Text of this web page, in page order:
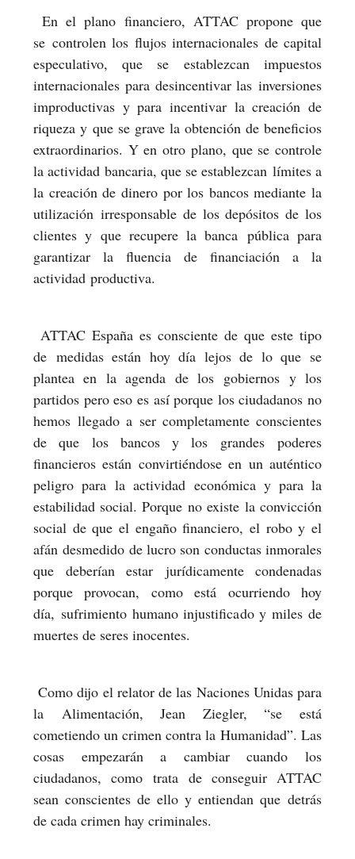
En el plano financiero, ATTAC propone que
se controlen los flujos internacionales de capital
especulativo, que se establezcan impuestos
internacionales para desincentivar las inversiones
improductivas y para incentivar la creación de
riqueza y que se grave la obtención de beneficios
extraordinarios. Y en otro plano, que se controle
la actividad bancaria, que se establezcan límites a
la creación de dinero por los bancos mediante la
utilización irresponsable de los depósitos de los
clientes y que recupere la banca pública para
garantizar la fluencia de financiación a la
actividad productiva.
ATTAC España es consciente de que este tipo
de medidas están hoy día lejos de lo que se
plantea en la agenda de los gobiernos y los
partidos pero eso es así porque los ciudadanos no
hemos llegado a ser completamente conscientes
de que los bancos y los grandes poderes
financieros están convirtiéndose en un auténtico
peligro para la actividad económica y para la
estabilidad social. Porque no existe la convicción
social de que el engaño financiero, el robo y el
afán desmedido de lucro son conductas inmorales
que deberían estar jurídicamente condenadas
porque provocan, como está ocurriendo hoy
día, sufrimiento humano injustificado y miles de
muertes de seres inocentes.
Como dijo el relator de las Naciones Unidas para
la Alimentación, Jean Ziegler, “se está
cometiendo un crimen contra la Humanidad”. Las
cosas empezarán a cambiar cuando los
ciudadanos, como trata de conseguir ATTAC
sean conscientes de ello y entiendan que detrás
de cada crimen hay criminales.